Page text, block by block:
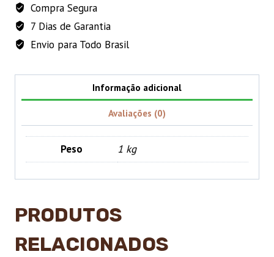
quantidade
Compra Segura
7 Dias de Garantia
Envio para Todo Brasil
Informação adicional
Avaliações (0)
Peso 1 kg
PRODUTOS
RELACIONADOS